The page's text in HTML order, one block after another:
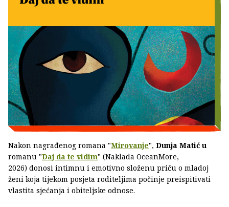
Nakon nagrađenog romana "Mirovanje", Dunja Matić u
romanu "Daj da te vidim" (Naklada OceanMore,
2026) donosi intimnu i emotivno složenu priču o mladoj
ženi koja tijekom posjeta roditeljima počinje preispitivati
vlastita sjećanja i obiteljske odnose.